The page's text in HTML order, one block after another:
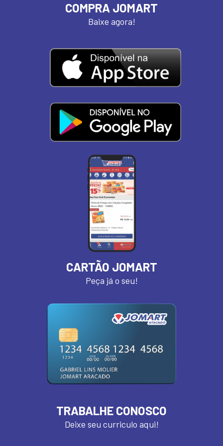
COMPRA JOMART
Baixe agora!
CARTÃO JOMART
Peça já o seu!
TRABALHE CONOSCO
Deixe seu curriculo aqui!